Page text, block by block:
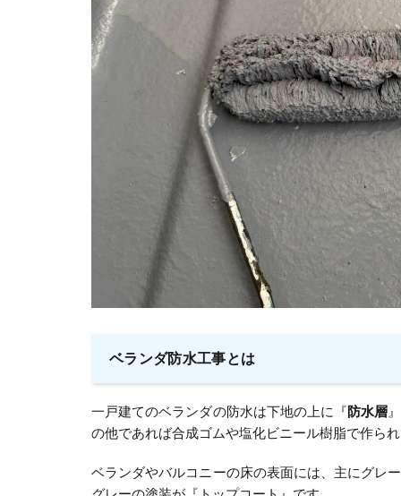
ベランダ防水工事とは
一戸建てのベランダの防水は下地の上に『防水層
の他であれば合成ゴムや塩化ビニール樹脂で作ら
ベランダやバルコニーの床の表面には、主にグレ